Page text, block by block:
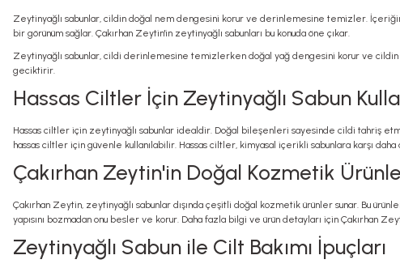
Zeytinyağlı sabunlar, cildin doğal nem dengesini korur ve derinlemesine temizler.
bir görünüm sağlar. Çakırhan Zeytin'in zeytinyağlı sabun ları bu konuda öne çıkar.
Zeytinyağlı sabunlar, cildi derinlemesine temizlerken doğal yağ dengesini korur ve
geciktirir.
Hassas Ciltler İçin Zeytinyağlı Sabun
Hassas ciltler için zeytinyağlı sabunlar idealdir. Doğal bileşenleri sayesinde cildi tahriş
hassas ciltler için güvenle kullanılabilir. Hassas ciltler, kimyasal içerikli sabunlara karşı
Çakırhan Zeytin'in Doğal Kozmetik
Çakırhan Zeytin, zeytinyağlı sabunlar dışında çeşitli doğal kozmetik ürünler sunar. Bu
yapısını bozmadan onu besler ve korur. Daha fazla bilgi ve ürün detayları için Çakırhan
Zeytinyağlı Sabun ile Cilt Bakımı İpuçları